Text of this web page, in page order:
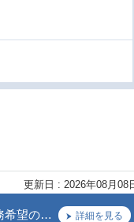
更新日 : 2026年08月08
希望の… 詳細を見る